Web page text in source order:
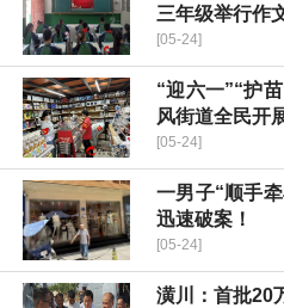
三年级举行作
[05-24]
“迎六一”“护
风街道全民开
[05-24]
一男子“顺手
迅速破案！
[05-24]
潢川：首批20